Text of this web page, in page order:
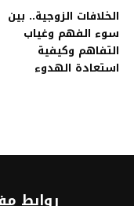
الخلافات الزوجية.. بين
سوء الفهم وغياب
التفاهم وكيفية
استعادة الهدوء
روابط